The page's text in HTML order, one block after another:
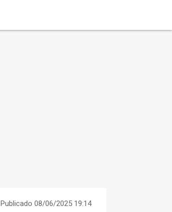
Publicado 08/06/2025 19:14